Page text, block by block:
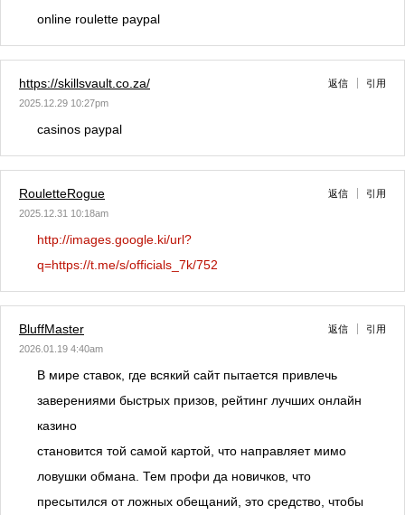
online roulette paypal
https://skillsvault.co.za/
2025.12.29 10:27pm
返信 引用
casinos paypal
RouletteRogue
2025.12.31 10:18am
返信 引用
http://images.google.ki/url?
q=https://t.me/s/officials_7k/752
BluffMaster
2026.01.19 4:40am
返信 引用
В мире ставок, где всякий сайт пытается привлечь
заверениями быстрых призов, рейтинг лучших онлайн
казино
становится той самой картой, что направляет мимо
ловушки обмана. Тем профи да новичков, что
пресытился от ложных обещаний, это средство, чтобы